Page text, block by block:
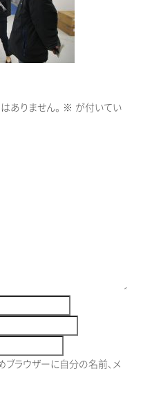
ありません。 ※ が付いてい
ラウザーに自分の名前、メ